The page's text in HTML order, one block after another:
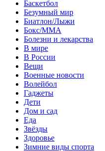
Баскетбол
Безумный мир
Биатлон/Лыжи
Бокс/MMA
Болезни и лекарства
В мире
В России
Вещи
Военные новости
Волейбол
Гаджеты
Дети
Дом и сад
Еда
Звёзды
Здоровье
Зимние виды спорта